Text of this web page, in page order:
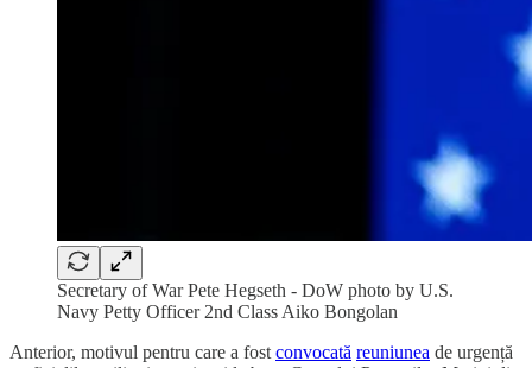
Secretary of War Pete Hegseth - DoW photo by U.S.
Navy Petty Officer 2nd Class Aiko Bongolan
Anterior, motivul pentru care a fost convocată reuniunea de urgență